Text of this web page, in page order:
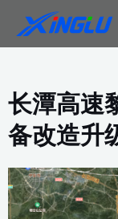
内
长潭高速
备改造升